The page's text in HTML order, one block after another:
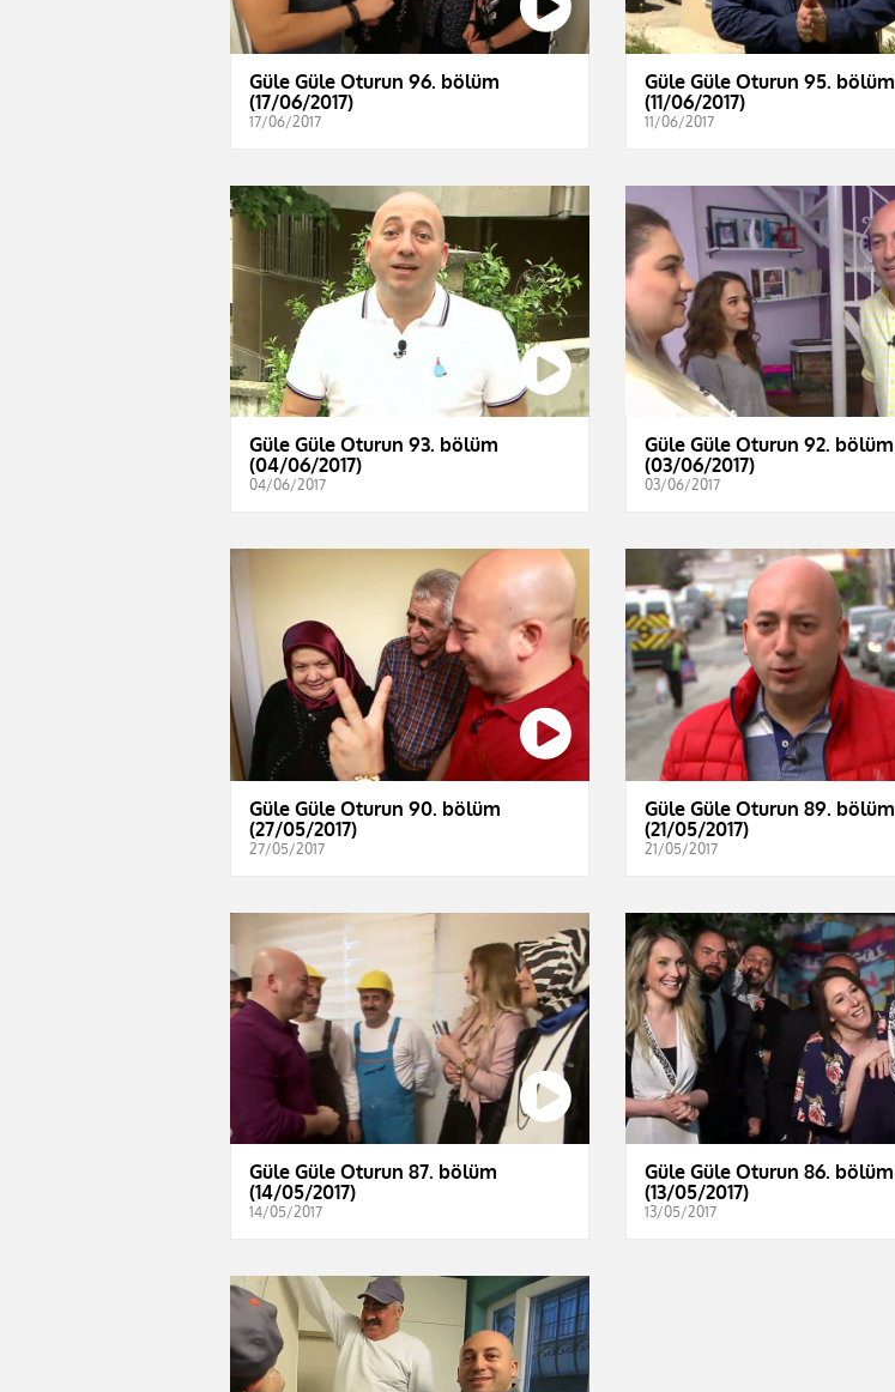
Güle Güle Oturun 96. bölüm
(17/06/2017)
17/06/2017
Güle Güle Oturun 95. bölüm
(11/06/2017)
11/06/2017
Güle Güle Oturun 93. bölüm
(04/06/2017)
04/06/2017
Güle Güle Oturun 92. bölüm
(03/06/2017)
03/06/2017
Güle Güle Oturun 90. bölüm
(27/05/2017)
27/05/2017
Güle Güle Oturun 89. bölüm
(21/05/2017)
21/05/2017
Güle Güle Oturun 87. bölüm
(14/05/2017)
14/05/2017
Güle Güle Oturun 86. bölüm
(13/05/2017)
13/05/2017